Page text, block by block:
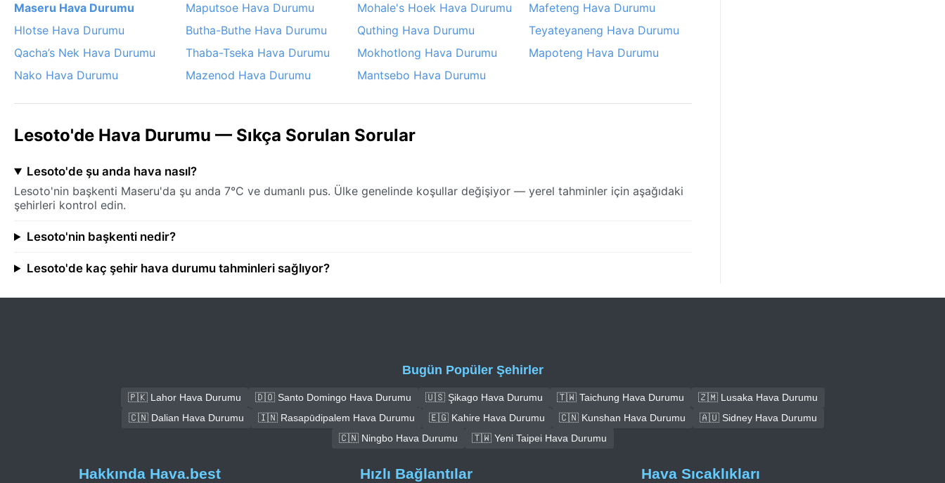
Maseru Hava Durumu Maputsoe Hava Durumu Mohale's Hoek Hava Durumu
Mafeteng Hava Durumu
Hlotse Hava Durumu
Butha-Buthe Hava Durumu Quthing Hava Durumu
Teyateyaneng Hava Durumu
Qacha’s Nek Hava Durumu
Thaba-Tseka Hava Durumu Mokhotlong Hava Durumu
Mapoteng Hava Durumu
Nako Hava Durumu
Mazenod Hava Durumu Mantsebo Hava Durumu
Lesoto'de Hava Durumu — Sıkça Sorulan Sorular
Lesoto'de şu anda hava nasıl?
Lesoto'nin başkenti Maseru'da şu anda 7°C ve dumanlı pus. Ülke genelinde koşullar değişiyor — yerel tahminler için aşağıdaki
şehirleri kontrol edin.
Lesoto'nin başkenti nedir?
Lesoto'de kaç şehir hava durumu tahminleri sağlıyor?
Bugün Popüler Şehirler
🇵🇰 Lahor Hava Durumu 🇩🇴 Santo Domingo Hava Durumu 🇺🇸 Şikago Hava Durumu 🇹🇼 Taichung Hava Durumu
🇿🇲 Lusaka Hava Durumu
🇨🇳 Dalian Hava Durumu
🇮🇳 Rasapūdipalem Hava Durumu 🇪🇬 Kahire Hava Durumu 🇨🇳 Kunshan Hava Durumu
🇦🇺 Sidney Hava Durumu
🇨🇳 Ningbo Hava Durumu
🇹🇼 Yeni Taipei Hava Durumu
Hakkında Hava.best Hızlı Bağlantılar Hava Sıcaklıkları